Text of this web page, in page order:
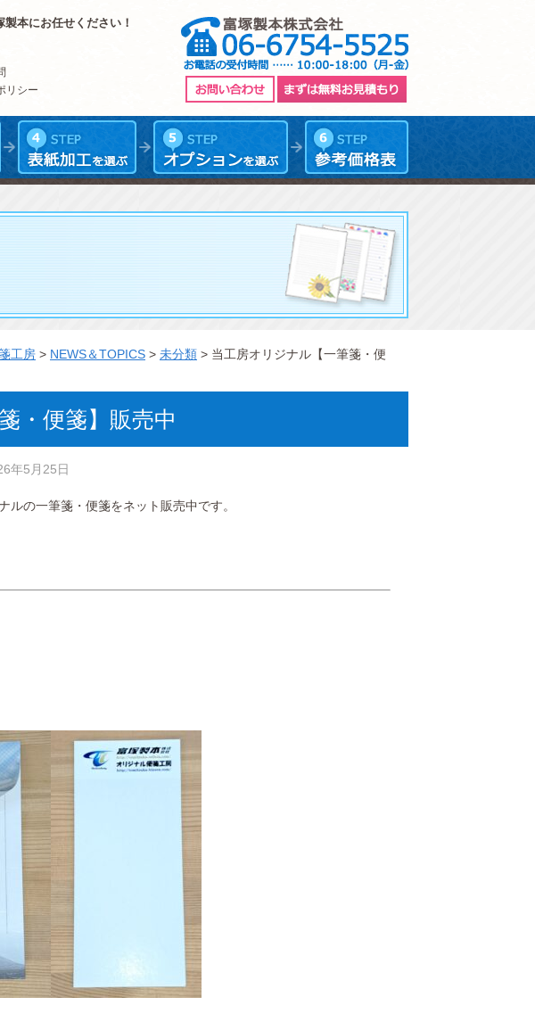
本にお任せください！
リシー
工房 > NEWS＆TOPICS > 未分類 > 当工房オリジナル【一筆箋・便
・便箋】販売中
年5月25日
ルの一筆箋・便箋をネット販売中です。